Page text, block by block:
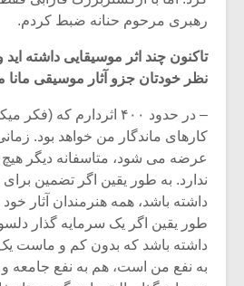
رهبری مرحوم حنانه ضبط کردم.
تاکنون چند اثر موسیقایی داشته اید
نظر خودتان جزو آثار موسیقی
– در حدود ۴۰۰ اثردارم که
کارهای ماندگار من خواهد بود.
عرضه می شود، متاسفانه دیگر هیچ
ندارد. به طور یقین اگر تضمین
داشته باشد، همه هنرمندان آثار
طور یقین اگر یک سرمایه گذار
داشته باشد که بدون کم و ماست یک
به نفع من است، هم به نفع جامعه